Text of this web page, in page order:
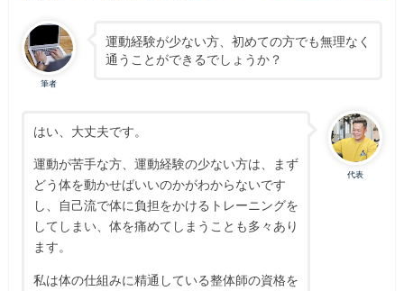
筆者
運動経験が少ない方、初めての方でも無理なく
通うことができるでしょうか？
代表
はい、大丈夫です。
運動が苦手な方、運動経験の少ない方は、まず
どう体を動かせばいいのかがわからないです
し、自己流で体に負担をかけるトレーニングを
してしまい、体を痛めてしまうことも多々あり
ます。
私は体の仕組みに精通している整体師の資格を